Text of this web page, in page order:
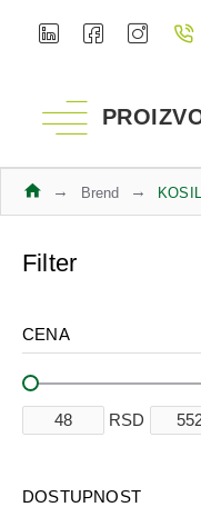
Brend
Filter
CENA
RSD
DOSTUPNOST